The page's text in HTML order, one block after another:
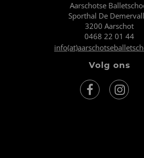
Aarschotse
Sporthal De
3200 Aarschot
0468 22 01 44
Volg ons